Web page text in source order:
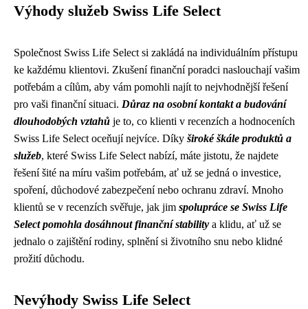
Výhody služeb Swiss Life Select
Společnost Swiss Life Select si zakládá na individuálním přístupu
ke každému klientovi. Zkušení finanční poradci naslouchají vašim
potřebám a cílům, aby vám pomohli najít to nejvhodnější řešení
pro vaši finanční situaci. Důraz na osobní kontakt a budování
dlouhodobých vztahů je to, co klienti v recenzích a hodnoceních
Swiss Life Select oceňují nejvíce. Díky široké škále produktů a
služeb, které Swiss Life Select nabízí, máte jistotu, že najdete
řešení šité na míru vašim potřebám, ať už se jedná o investice,
spoření, důchodové zabezpečení nebo ochranu zdraví. Mnoho
klientů se v recenzích svěřuje, jak jim spolupráce se Swiss Life
Select pomohla dosáhnout finanční stability a klidu, ať už se
jednalo o zajištění rodiny, splnění si životního snu nebo klidné
prožití důchodu.
Nevýhody Swiss Life Select